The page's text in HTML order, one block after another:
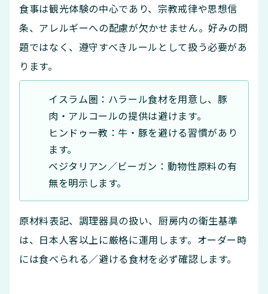
食事は観光体験の中心であり、宗教戒律や思想信
条、アレルギーへの配慮が欠かせません。好みの問
題ではなく、遵守すべきルールとして扱う必要があ
ります。
イスラム圏：ハラール食材を用意し、豚
肉・アルコールの提供は避けます。
ヒンドゥー教：牛・豚を避ける習慣があり
ます。
ベジタリアン／ビーガン：動物性原料の有
無を明示します。
原材料表記、調理器具の扱い、厨房内の衛生基準
は、日本人客以上に厳格に運用します。オーダー時
には食べられる／避ける食材を必ず確認します。